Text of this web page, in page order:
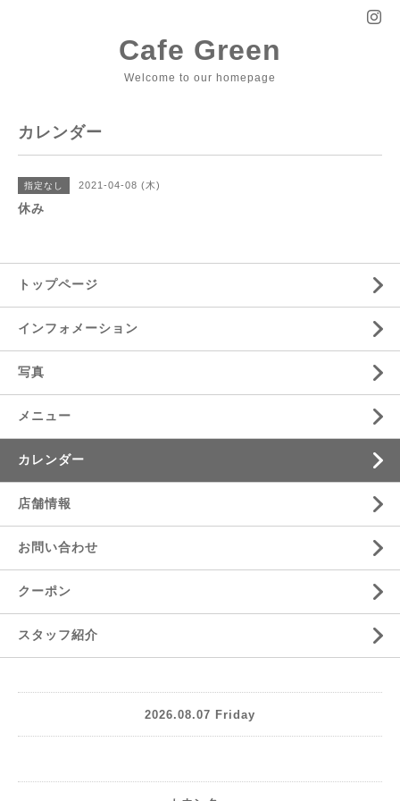
Cafe Green
Welcome to our homepage
カレンダー
指定なし 2021-04-08 (木)
休み
トップページ
インフォメーション
写真
メニュー
カレンダー
店舗情報
お問い合わせ
クーポン
スタッフ紹介
2026.08.07 Friday